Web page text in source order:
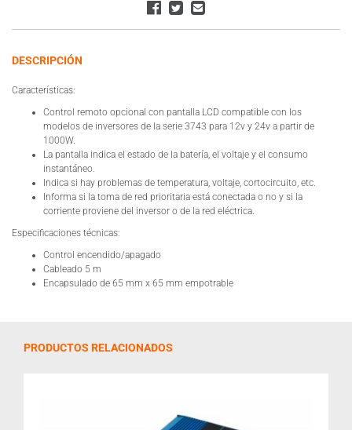
DESCRIPCIÓN
Características:
Control remoto opcional con pantalla LCD compatible con los
modelos de inversores de la serie 3743 para 12v y 24v a partir de
1000W.
La pantalla indica el estado de la batería, el voltaje y el consumo
instantáneo.
Indica si hay problemas de temperatura, voltaje, cortocircuito, etc.
Informa si la toma de red prioritaria está conectada o no y si la
corriente proviene del inversor o de la red eléctrica.
Especificaciones técnicas:
Control encendido/apagado
Cableado 5 m
Encapsulado de 65 mm x 65 mm empotrable
PRODUCTOS RELACIONADOS